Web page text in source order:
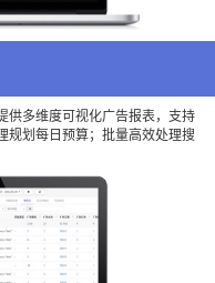
供多维度可视化广告报表，支持
规划每日预算；批量高效处理搜